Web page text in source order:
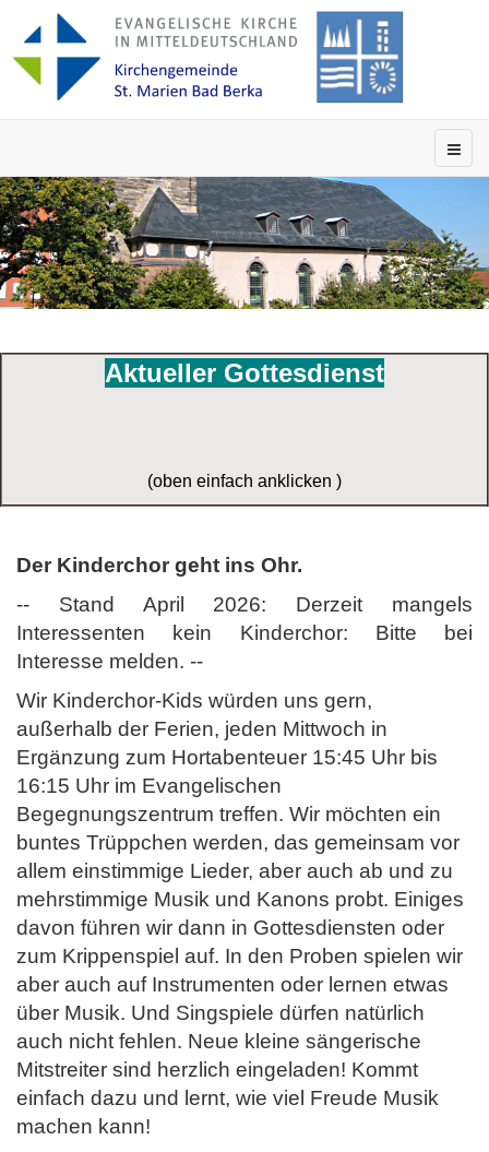
Aktueller Gottesdienst
(oben einfach anklicken )
Der Kinderchor geht ins Ohr.
-- Stand April 2026: Derzeit mangels
Interessenten kein Kinderchor: Bitte bei
Interesse melden. --
Wir Kinderchor-Kids würden uns gern,
außerhalb der Ferien, jeden Mittwoch in
Ergänzung zum Hortabenteuer 15:45 Uhr bis
16:15 Uhr im Evangelischen
Begegnungszentrum treffen. Wir möchten ein
buntes Trüppchen werden, das gemeinsam vor
allem einstimmige Lieder, aber auch ab und zu
mehrstimmige Musik und Kanons probt. Einiges
davon führen wir dann in Gottesdiensten oder
zum Krippenspiel auf. In den Proben spielen wir
aber auch auf Instrumenten oder lernen etwas
über Musik. Und Singspiele dürfen natürlich
auch nicht fehlen. Neue kleine sängerische
Mitstreiter sind herzlich eingeladen! Kommt
einfach dazu und lernt, wie viel Freude Musik
machen kann!